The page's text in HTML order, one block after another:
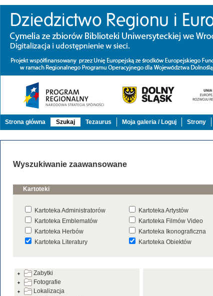
Strona główna Szukaj Tezaurus Moja galeria / Loguj Strony
Wyszukiwanie zaawansowane
Kartoteki
Kartoteka Administratorów Kartoteka Artystów
Kartoteka Emblematów
Kartoteka Filmów Video
Kartoteka Herbów
Kartoteka Ikonograficzna
Kartoteka Literatury
Kartoteka Obiektów
Kartoteka Warsztatów
Kartoteka Zabytków
Zabytki
Fotografie
Lokalizacja